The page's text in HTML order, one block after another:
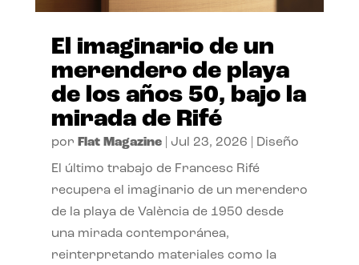
El imaginario de un
merendero de playa
de los años 50, bajo la
mirada de Rifé
por Flat Magazine| Jul 23, 2026 Diseño
El último trabajo de Francesc Rifé
recupera el imaginario de un merendero
de la playa de València de 1950 desde
una mirada contemporánea,
reinterpretando materiales como la